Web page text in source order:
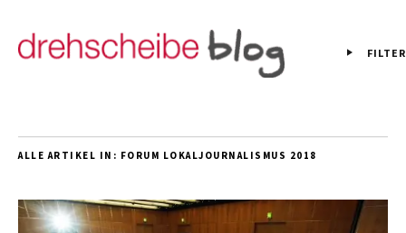
FILTER
ALLE ARTIKEL IN: FORUM LOKALJOURNALISMUS 2018